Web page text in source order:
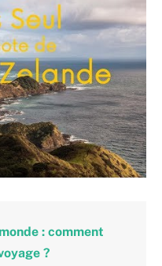
: comment
?